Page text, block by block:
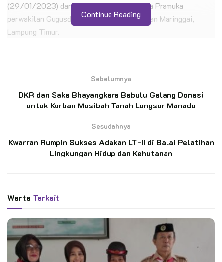
(29/01/2023) dan diikuti oleh 30 anggota Pramuka
perwakilan Gugusdepan se-Kwarran Labuhan Maringgai,
Lampung Timur.
Langkah Kecil Menuju Mimpi Besar, MTs Ar-
Rahmah Patimpeng Antar Wakil Terbaik ke
Jamnas XII
Semangat Bagi Skill, Penegak Ambalan
Tomau Ikhtiar Cetak Penggalang Tangguh di
SD Negeri 252 Massila
merupakan langkah Kwarran untuk terus meningkatkan
Jurnalistik dan publikasi media dalam setiap kegiatan di
Kwarran Labuhan Maringgai.
Continue Reading
Sebelumnya
DKR dan Saka Bhayangkara Babulu Galang Donasi
untuk Korban Musibah Tanah Longsor Manado
Sesudahnya
Kwarran Rumpin Sukses Adakan LT-II di Balai Pelatihan
Lingkungan Hidup dan Kehutanan
Warta Terkait